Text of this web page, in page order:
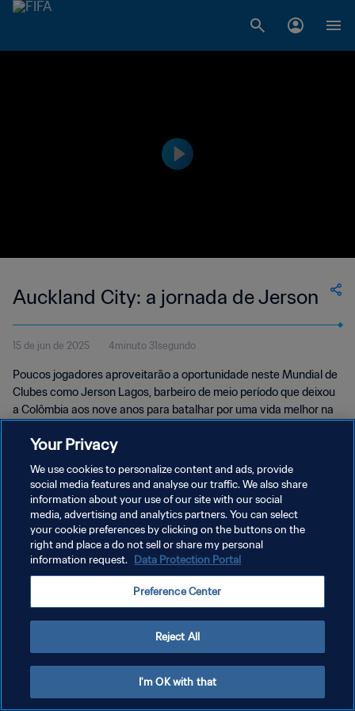
Auckland City: a jornada de Jerson
15 de jun de 2025 4minuto 31segundo
Poucos jogadores aproveitarão a oportunidade neste Mundial de
Clubes como Jerson Lagos, barbeiro de meio período que deixou
a Colômbia aos nove anos para batalhar por uma vida melhor na
POLÍTICA DE PRIVACIDADE
TERMOS DE SERVIÇO
Copyright © 1994-2026 FIFA. Todos os direitos reservados.
Your Privacy
We use cookies to personalize content and ads, provide
social media features and analyse our traffic. We also share
information about your use of our site with our social
media, advertising and analytics partners. You can select
your cookie preferences by clicking on the buttons on the
right and place a do not sell or share my personal
information request. Data Protection Portal
Preference Center
Reject All
I'm OK with that